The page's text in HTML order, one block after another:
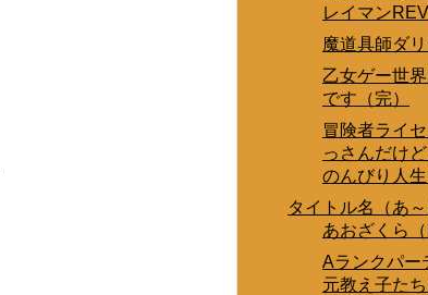
レイマン
魔道具師ダ
乙女ゲー世
です（完）
冒険者ライ
っさんだけ
のんびり人
タイトル名（あ
あおざくら
Aランクパー
元教え子た